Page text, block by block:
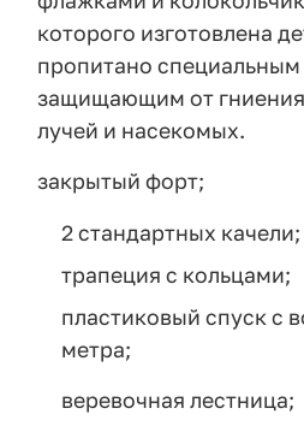
которого изготовлена
пропитано специальным
защищающим от
лучей и насекомых.
закрытый форт;
2 стандартных качели;
трапеция с кольцами;
пластиковый спуск с
метра;
веревочная лестница;